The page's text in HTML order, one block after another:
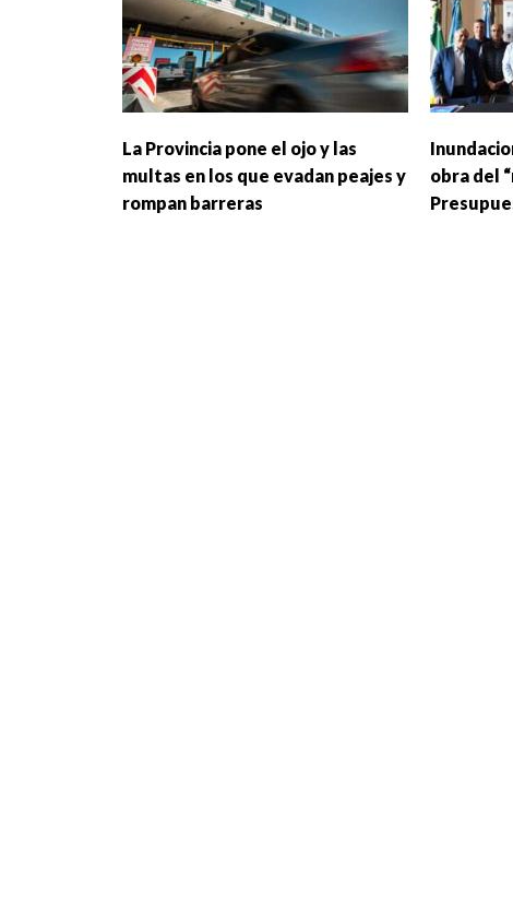
La Provincia pone el ojo y las
multas en los que evadan peajes y
rompan barreras
obra del